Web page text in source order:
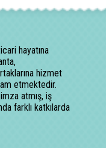
hayatına
hizmet
etmektedir.
atmış, iş
farklı katkılarda